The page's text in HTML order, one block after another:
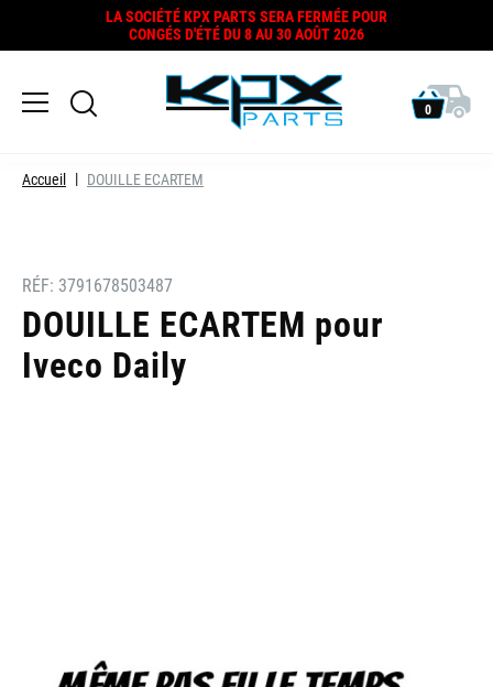
LA SOCIÉTÉ KPX PARTS SERA FERMÉE POUR
CONGÉS D'ÉTÉ DU 8 AU 30 AOÛT 2026
0
Accueil DOUILLE ECARTEM
RÉF: 3791678503487
DOUILLE ECARTEM pour
Iveco Daily